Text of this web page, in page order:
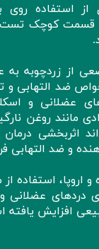
استفاده
قسمت کوچک تست
از زردچوبه به
ضد التهابی و
عضلانی و
مانند روغن
اثربخشی
و ضد التهابی
و اروپا، استفاده
دردهای عضلانی
افزایش یافته